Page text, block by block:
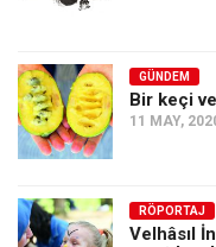
GÜNDEM
Bir keçi
11 MAY,
RÖPORTAJ
Velhâsıl